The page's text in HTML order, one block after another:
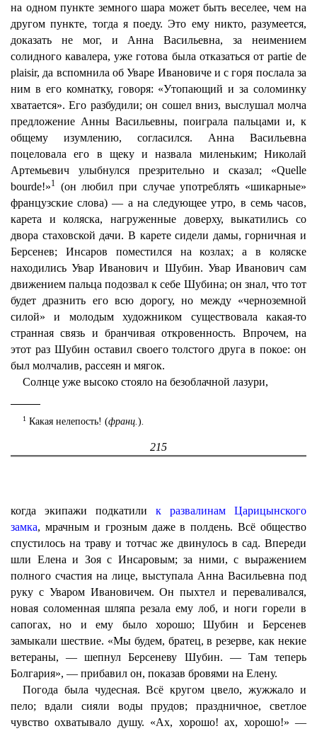
на одном пункте земного шара может быть веселее, чем на
другом пункте, тогда я поеду. Это ему никто, разумеется,
доказать не мог, и Анна Васильевна, за неимением
солидного кавалера, уже готова была отказаться от partie de
plaisir, да вспомнила об Уваре Ивановиче и с горя послала за
ним в его комнатку, говоря: «Утопающий и за соломинку
хватается». Его разбудили; он сошел вниз, выслушал молча
предложение Анны Васильевны, поиграла пальцами и, к
общему изумлению, согласился. Анна Васильевна
поцеловала его в щеку и назвала миленьким; Николай
Артемьевич улыбнулся презрительно и сказал; «Quelle
bourde!»1 (он любил при случае употреблять «шикарные»
французские слова) — а на следующее утро, в семь часов,
карета и коляска, нагруженные доверху, выкатились со
двора стаховской дачи. В карете сидели дамы, горничная и
Берсенев; Инсаров поместился на козлах; а в коляске
находились Увар Иванович и Шубин. Увар Иванович сам
движением пальца подозвал к себе Шубина; он знал, что тот
будет дразнить его всю дорогу, но между «черноземной
силой» и молодым художником существовала какая-то
странная связь и бранчивая откровенность. Впрочем, на
этот раз Шубин оставил своего толстого друга в покое: он
был молчалив, рассеян и мягок.
Солнце уже высоко стояло на безоблачной лазури,
1Какая нелепость! (франц. )
215
когда экипажи подкатили к развалинам Царицынского
замка, мрачным и грозным даже в полдень. Всё общество
спустилось на траву и тотчас же двинулось в сад. Впереди
шли Елена и Зоя с Инсаровым; за ними, с выражением
полного счастия на лице, выступала Анна Васильевна под
руку с Уваром Ивановичем. Он пыхтел и переваливался,
новая соломенная шляпа резала ему лоб, и ноги горели в
сапогах, но и ему было хорошо; Шубин и Берсенев
замыкали шествие. «Мы будем, братец, в резерве, как некие
ветераны, — шепнул Берсеневу Шубин. — Там теперь
Болгария», — прибавил он, показав бровями на Елену.
Погода была чудесная. Всё кругом цвело, жужжало и
пело; вдали сияли воды прудов; праздничное, светлое
чувство охватывало душу. «Ах, хорошо! ах, хорошо!» —